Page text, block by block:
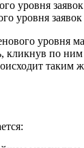
уровня
уровня
уровня
кликнув по
таким